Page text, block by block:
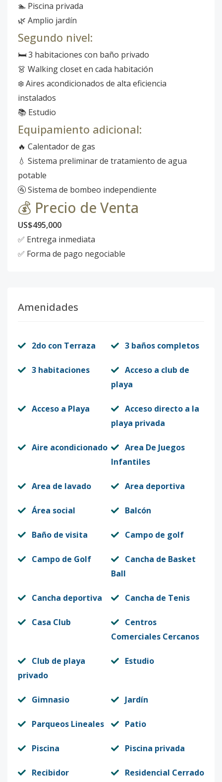
🏊 Piscina privada
🌿 Amplio jardín
Segundo nivel:
🛏️ 3 habitaciones con baño privado
👗 Walking closet en cada habitación
❄️ Aires acondicionados de alta eficiencia
instalados
📚 Estudio
Equipamiento adicional:
🔥 Calentador de gas
💧 Sistema preliminar de tratamiento de agua
potable
🚰 Sistema de bombeo independiente
💰 Precio de Venta
US$495,000
✅ Entrega inmediata
✅ Forma de pago negociable
Amenidades
2do con Terraza 3 baños completos
3 habitaciones
Acceso a club de
playa
Acceso a Playa
Acceso directo a la
playa privada
Aire acondicionado
Area De Juegos
Infantiles
Area de lavado Area deportiva
Área social Balcón
Baño de visita Campo de golf
Campo de Golf
Cancha de Basket
Ball
Cancha deportiva Cancha de Tenis
Casa Club
Centros
Comerciales Cercanos
Club de playa
privado
Estudio
Gimnasio Jardín
Parqueos Lineales Patio
Piscina Piscina privada
Recibidor Residencial Cerrado